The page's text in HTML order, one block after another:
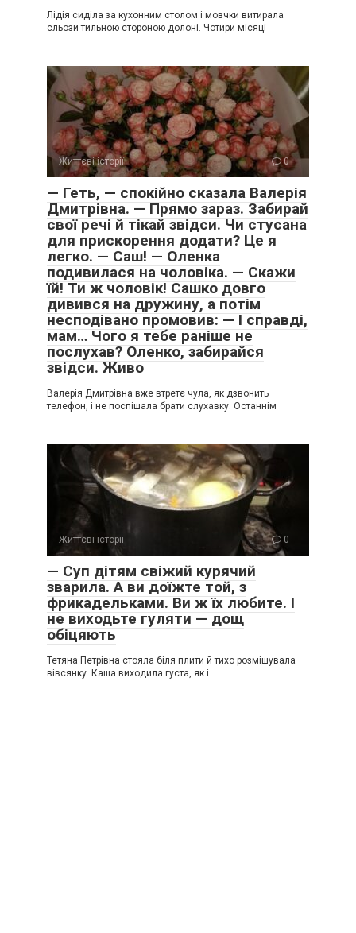
Лідія сиділа за кухонним столом і мовчки витирала
сльози тильною стороною долоні. Чотири місяці
Життєві історії 0
— Геть, — спокійно сказала Валерія
Дмитрівна. — Прямо зараз. Забирай
свої речі й тікай звідси. Чи стусана
для прискорення додати? Це я
легко. — Саш! — Оленка
подивилася на чоловіка. — Скажи
їй! Ти ж чоловік! Сашко довго
дивився на дружину, а потім
несподівано промовив: — І справді,
мам… Чого я тебе раніше не
послухав? Оленко, забирайся
звідси. Живо
Валерія Дмитрівна вже втретє чула, як дзвонить
телефон, і не поспішала брати слухавку. Останнім
Життєві історії 0
— Суп дітям свіжий курячий
зварила. А ви доїжте той, з
фрикадельками. Ви ж їх любите. І
не виходьте гуляти — дощ
обіцяють
Тетяна Петрівна стояла біля плити й тихо розмішувала
вівсянку. Каша виходила густа, як і